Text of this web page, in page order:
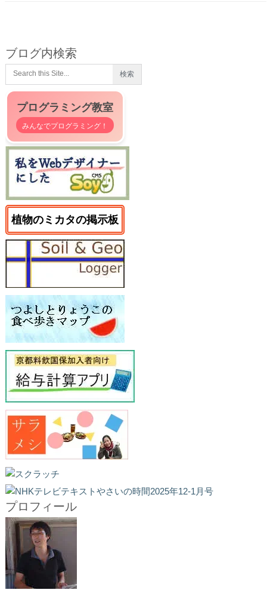
ブログ内検索
プログラミング教室
みんなでプログラミング！
植物のミカタの掲示板
プロフィール